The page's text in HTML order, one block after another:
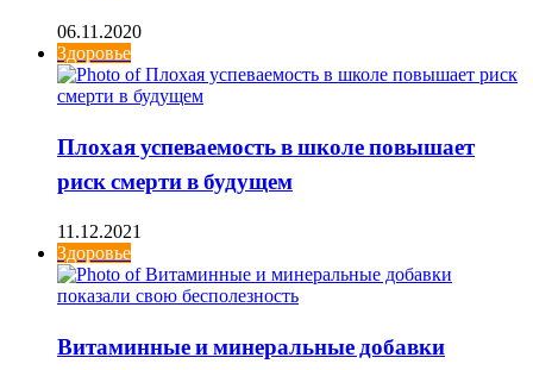
06.11.2020
Здоровье
Плохая успеваемость в школе повышает
риск смерти в будущем
11.12.2021
Здоровье
Витаминные и минеральные добавки